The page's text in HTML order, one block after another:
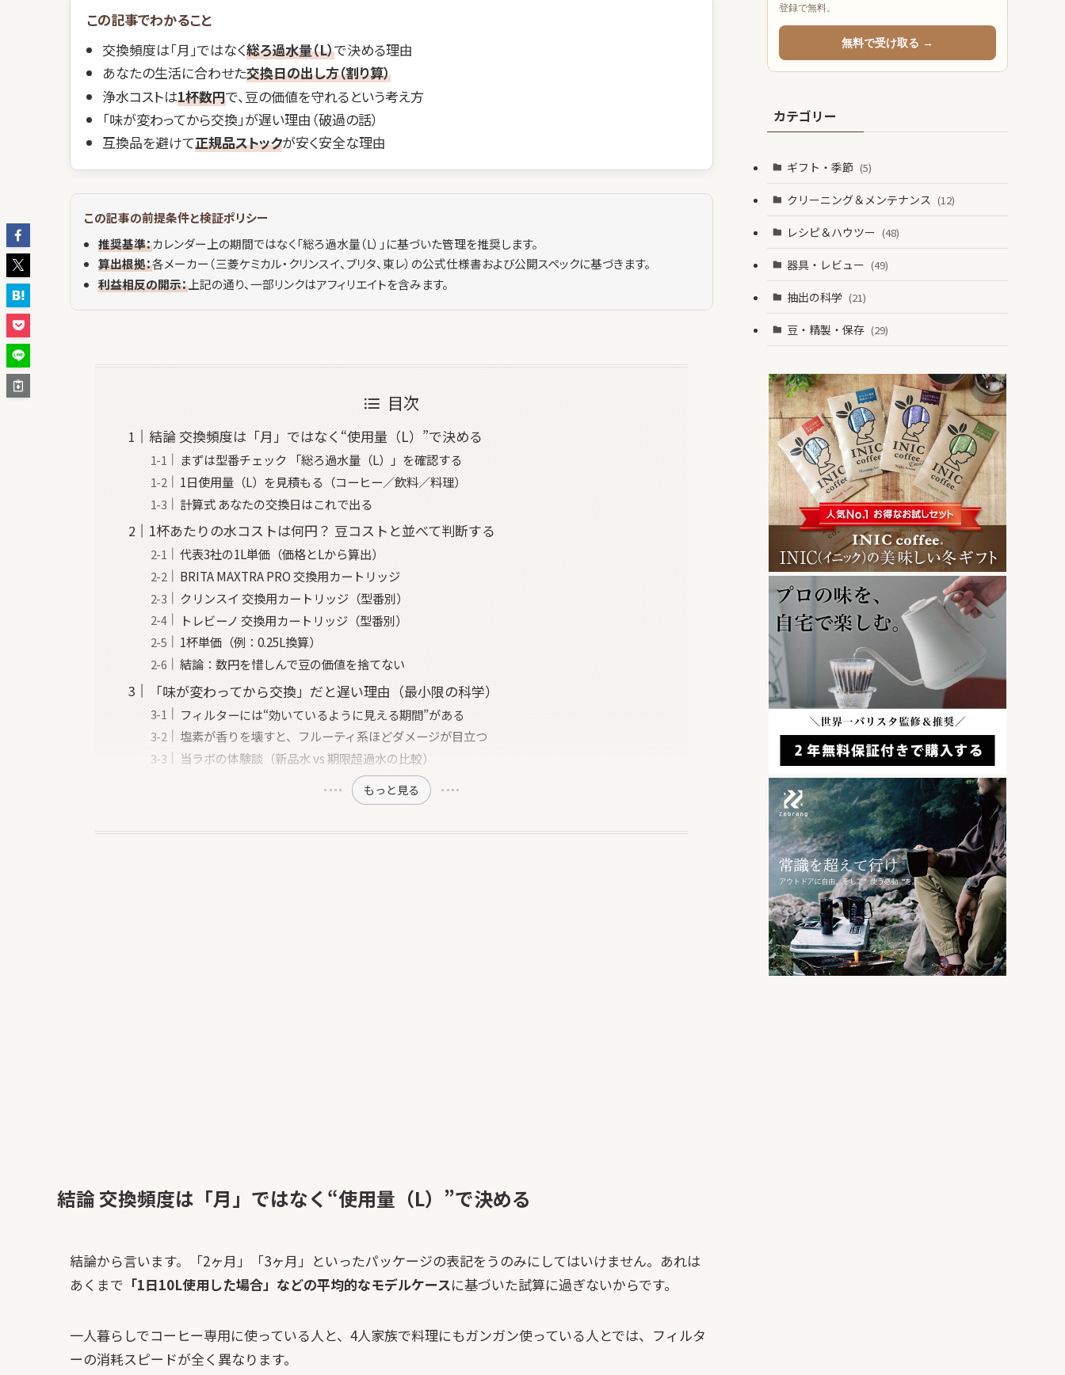
この記事でわかること
交換頻度は「月」ではなく総ろ過水量（L）で決める理由
あなたの生活に合わせた交換日の出し方（割り算）
浄水コストは1杯数円で、豆の価値を守れるという考え方
「味が変わってから交換」が遅い理由（破過の話）
互換品を避けて正規品ストックが安く安全な理由
この記事の前提条件と検証ポリシー
推奨基準：カレンダー上の期間ではなく「総ろ過水量（L）」に基づいた管理を推奨します。
算出根拠：各メーカー（三菱ケミカル・クリンスイ、ブリタ、東レ）の公式仕様書および公開スペックに基づきます。
利益相反の開示：上記の通り、一部リンクはアフィリエイトを含みます。
目次
結論 交換頻度は「月」ではなく“使用量（L）”で決める
まずは型番チェック 「総ろ過水量（L）」を確認する
1日使用量（L）を見積もる（コーヒー／飲料／料理）
計算式 あなたの交換日はこれで出る
1杯あたりの水コストは何円？ 豆コストと並べて判断する
代表3社の1L単価（価格とLから算出）
BRITA MAXTRA PRO 交換用カートリッジ
クリンスイ 交換用カートリッジ（型番別）
トレビーノ 交換用カートリッジ（型番別）
1杯単価（例：0.25L換算）
結論：数円を惜しんで豆の価値を捨てない
「味が変わってから交換」だと遅い理由（最小限の科学）
フィルターには“効いているように見える期間”がある
塩素が香りを壊すと、フルーティ系ほどダメージが目立つ
当ラボの体験談（新品水 vs 期限超過水の比較）
もっと見る
結論 交換頻度は「月」ではなく“使用量（L）”で決める
結論から言います。「2ヶ月」「3ヶ月」といったパッケージの表記をうのみにしてはいけません。あれは
あくまで 「1日10L使用した場合」などの平均的なモデルケースに基づいた試算に過ぎないからです。
一人暮らしでコーヒー専用に使っている人と、4人家族で料理にもガンガン使っている人とでは、フィルタ
ーの消耗スピードが全く異なります。
登録で無料。
無料で受け取る →
カテゴリー
ギフト・季節 (5)
クリーニング＆メンテナンス (12)
レシピ＆ハウツー (48)
器具・レビュー (49)
抽出の科学 (21)
豆・精製・保存 (29)